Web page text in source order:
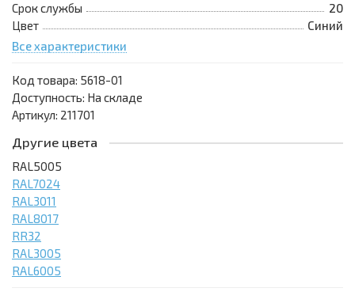
Срок службы
20
Цвет
Синий
Все характеристики
Код товара: 5618-01
Доступность: На складе
Артикул: 211701
Другие цвета
RAL5005
RAL7024
RAL3011
RAL8017
RR32
RAL3005
RAL6005